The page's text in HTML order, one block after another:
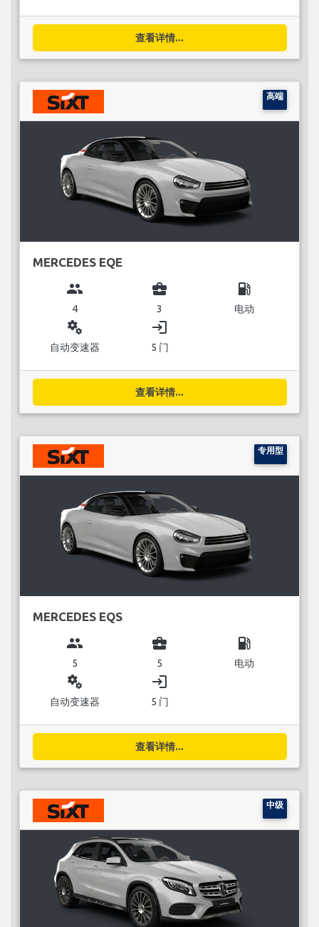
查看详情...
高端
MERCEDES EQE
group
4
business_center
3
local_gas_station
电动
miscellaneous_services
自动变速器
login
5 门
查看详情...
专用型
MERCEDES EQS
group
5
business_center
5
local_gas_station
电动
miscellaneous_services
自动变速器
login
5 门
查看详情...
中级